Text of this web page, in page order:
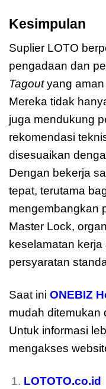
Kesimpulan
Suplier LOTO
pengadaan dan
Tagoutyang aman
Mereka tidak
juga mendukung
rekomendasi
disesuaikan
Dengan bekerja
tepat, terutama
mengembangkan
Master Lock,
keselamatan
persyaratan
Saat ini ONEBIZ
mudah ditemukan
Untuk informasi
mengakses
LOTOTO.co.id